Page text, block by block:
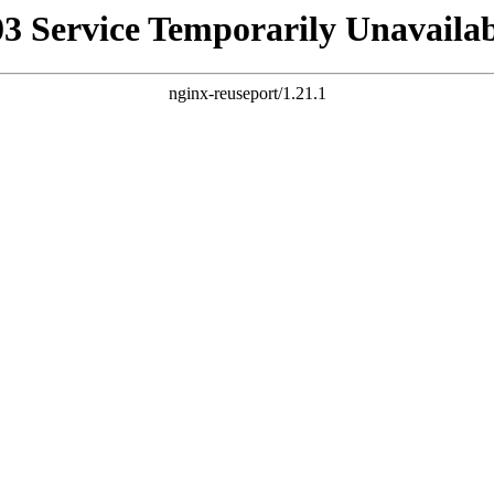
Service Temporarily
nginx-reuseport/1.21.1